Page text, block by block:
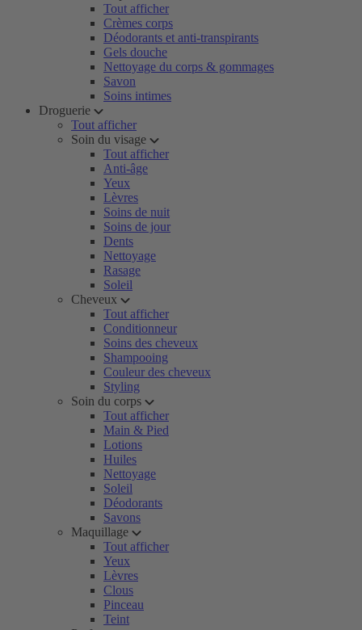
Tout afficher
Crèmes corps
Déodorants et anti-transpirants
Gels douche
Nettoyage du corps & gommages
Savon
Soins intimes
Droguerie
Tout afficher
Soin du visage
Tout afficher
Anti-âge
Yeux
Lèvres
Soins de nuit
Soins de jour
Dents
Nettoyage
Rasage
Soleil
Cheveux
Tout afficher
Conditionneur
Soins des cheveux
Shampooing
Couleur des cheveux
Styling
Soin du corps
Tout afficher
Main & Pied
Lotions
Huiles
Nettoyage
Soleil
Déodorants
Savons
Maquillage
Tout afficher
Yeux
Lèvres
Clous
Pinceau
Teint